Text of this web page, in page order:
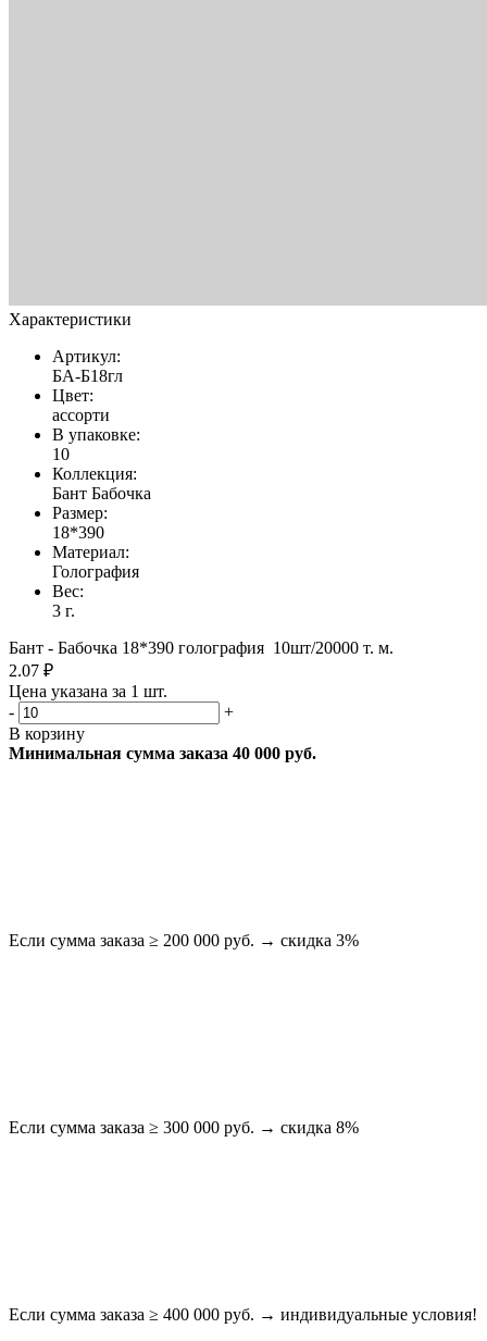
Характеристики
Артикул:
БА-Б18гл
Цвет:
ассорти
В упаковке:
10
Коллекция:
Бант Бабочка
Размер:
18*390
Материал:
Голография
Вес:
3 г.
Бант - Бабочка 18*390 голография 10шт/20000 т. м.
2.07 ₽
Цена указана за 1 шт.
-
+
В корзину
Минимальная сумма заказа 40 000 руб.
Если сумма заказа ≥ 200 000 руб. → скидка 3%
Если сумма заказа ≥ 300 000 руб. → скидка 8%
Если сумма заказа ≥ 400 000 руб. → индивидуальные условия!